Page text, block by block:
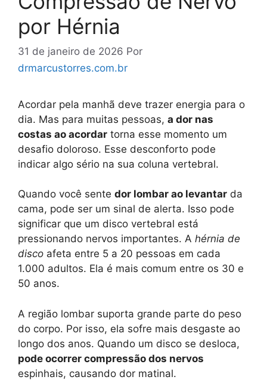
por Hérnia
31 de janeiro de 2026 Por
drmarcustorres.com.br
Acordar pela manhã deve trazer energia para o
dia. Mas para muitas pessoas, a dor nas
costas ao acordar torna esse momento um
desafio doloroso. Esse desconforto pode
indicar algo sério na sua coluna vertebral.
Quando você sente dor lombar ao levantar da
cama, pode ser um sinal de alerta. Isso pode
significar que um disco vertebral está
pressionando nervos importantes. A hérnia de
disco afeta entre 5 a 20 pessoas em cada
1.000 adultos. Ela é mais comum entre os 30 e
50 anos.
A região lombar suporta grande parte do peso
do corpo. Por isso, ela sofre mais desgaste ao
longo dos anos. Quando um disco se desloca,
pode ocorrer compressão dos nervos
espinhais, causando dor matinal.